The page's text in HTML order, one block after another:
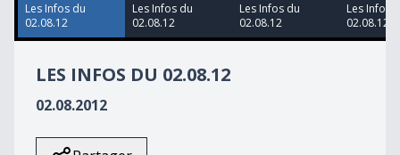
Les Infos du
02.08.12
Les Infos du
02.08.12
Les Infos du
02.08.12
Les Infos
02.08.12
LES INFOS DU 02.08.12
02.08.2012